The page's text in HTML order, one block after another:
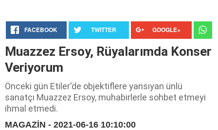
FACEBOOK TWITTER GOOGLE+
Muazzez Ersoy, Rüyalarımda Konser
Veriyorum
Önceki gün Etiler'de objektiflere yansıyan ünlü
sanatçı Muazzez Ersoy, muhabirlerle sohbet etmeyi
ihmal etmedi.
MAGAZİN - 2021-06-16 10:10:00